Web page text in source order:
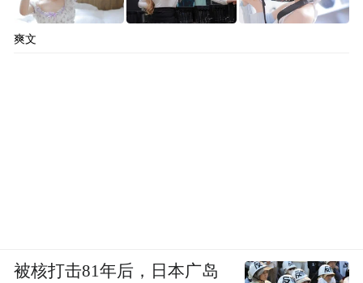
爽文
被核打击81年后，日本广岛